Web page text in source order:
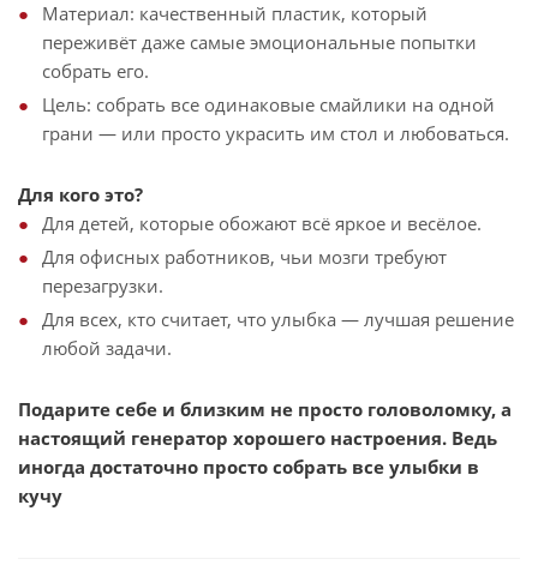
Материал: качественный пластик, который
переживёт даже самые эмоциональные попытки
собрать его.
Цель: собрать все одинаковые смайлики на одной
грани — или просто украсить им стол и любоваться.
Для кого это?
Для детей, которые обожают всё яркое и весёлое.
Для офисных работников, чьи мозги требуют
перезагрузки.
Для всех, кто считает, что улыбка — лучшая решение
любой задачи.
Подарите себе и близким не просто головоломку, а
настоящий генератор хорошего настроения. Ведь
иногда достаточно просто собрать все улыбки в
кучу